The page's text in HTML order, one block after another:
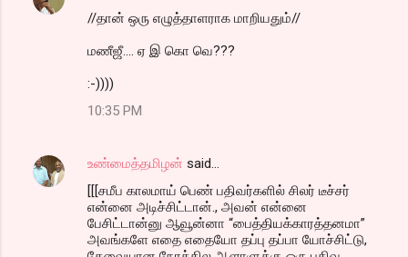
//தான் ஒரு எழுத்தாளராக மாறியதும்//
மணீஜீ.... ஏ இ கொ வெ???
:-))))
10:35 PM
உண்மைத்தமிழன் said…
[[[சமீப காலமாய் பெண் பதிவர்களில் சிலர் டீச்சர்
என்னை அடிச்சிட்டான்., அவன் என்னை
பேசிட்டான்னு ஆவூன்னா “பைத்தியக்காரத்தனமா”
அவங்களே எதை எதையோ தப்பு தப்பா யோச்சிட்டு,